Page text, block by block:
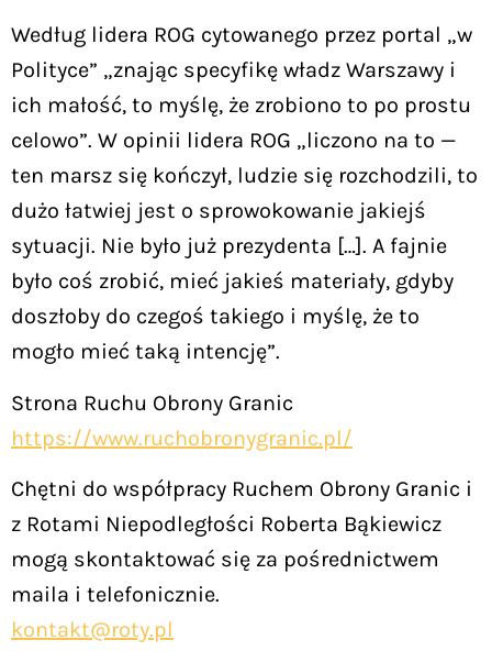
Według lidera ROG cytowanego przez portal „w
Polityce” „znając specyfikę władz Warszawy i
ich małość, to myślę, że zrobiono to po prostu
celowo”. W opinii lidera ROG „liczono na to —
ten marsz się kończył, ludzie się rozchodzili, to
dużo łatwiej jest o sprowokowanie jakiejś
sytuacji. Nie było już prezydenta […]. A fajnie
było coś zrobić, mieć jakieś materiały, gdyby
doszłoby do czegoś takiego i myślę, że to
mogło mieć taką intencję”.
Strona Ruchu Obrony Granic
https://www.ruchobronygranic.pl/
Chętni do współpracy Ruchem Obrony Granic i
z Rotami Niepodległości Roberta Bąkiewicz
mogą skontaktować się za pośrednictwem
maila i telefonicznie.
kontakt@roty.pl